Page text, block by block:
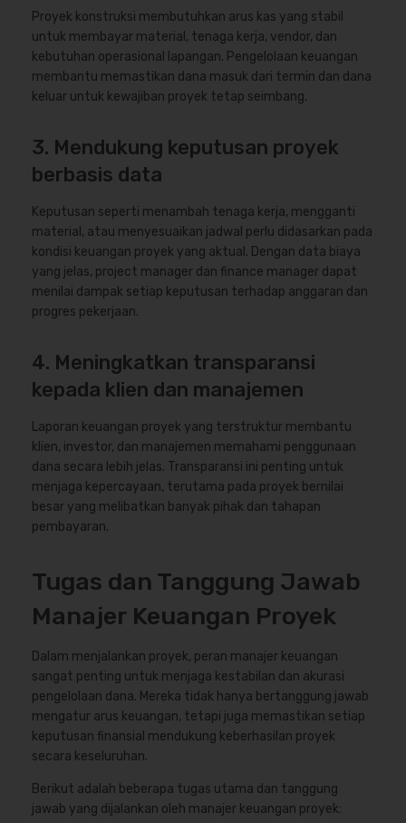
Proyek konstruksi membutuhkan arus kas yang stabil
untuk membayar material, tenaga kerja, vendor, dan
kebutuhan operasional lapangan. Pengelolaan keuangan
membantu memastikan dana masuk dari termin dan dana
keluar untuk kewajiban proyek tetap seimbang.
3. Mendukung keputusan proyek
berbasis data
Keputusan seperti menambah tenaga kerja, mengganti
material, atau menyesuaikan jadwal perlu didasarkan pada
kondisi keuangan proyek yang aktual. Dengan data biaya
yang jelas, project manager dan finance manager dapat
menilai dampak setiap keputusan terhadap anggaran dan
progres pekerjaan.
4. Meningkatkan transparansi
kepada klien dan manajemen
Laporan keuangan proyek yang terstruktur membantu
klien, investor, dan manajemen memahami penggunaan
dana secara lebih jelas. Transparansi ini penting untuk
menjaga kepercayaan, terutama pada proyek bernilai
besar yang melibatkan banyak pihak dan tahapan
pembayaran.
Tugas dan Tanggung Jawab
Manajer Keuangan Proyek
Dalam menjalankan proyek, peran manajer keuangan
sangat penting untuk menjaga kestabilan dan akurasi
pengelolaan dana. Mereka tidak hanya bertanggung jawab
mengatur arus keuangan, tetapi juga memastikan setiap
keputusan finansial mendukung keberhasilan proyek
secara keseluruhan.
Berikut adalah beberapa tugas utama dan tanggung
jawab yang dijalankan oleh manajer keuangan proyek: